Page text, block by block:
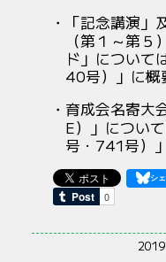
「記念講演」
（第１～第
ド」について
40号）」に概
育成会名寄大
E）」につい
号・741号）